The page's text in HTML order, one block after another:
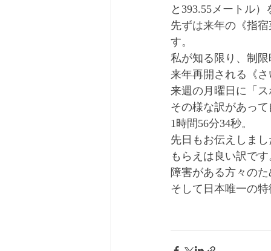
と393.55メートル
先ずは来年の《指
す。
私が知る限り、制
来年再開される《
来週の月曜日に「
その様な訳があっ
1時間56分34秒。
先日もお伝えしま
もらえは良い訳です
障害がある方々の
そして日本唯一の